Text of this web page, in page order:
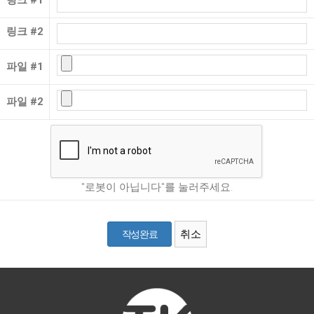
링크 #2
파일 #1
파일 #2
"로봇이 아닙니다"를 눌러주세요.
취소